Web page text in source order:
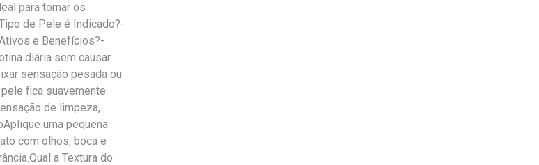
para tornar os
de Pele é Indicado?-
e Benefícios?-
diária sem causar
sensação pesada ou
fica suavemente
de limpeza,
uma pequena
com olhos, boca e
a Textura do